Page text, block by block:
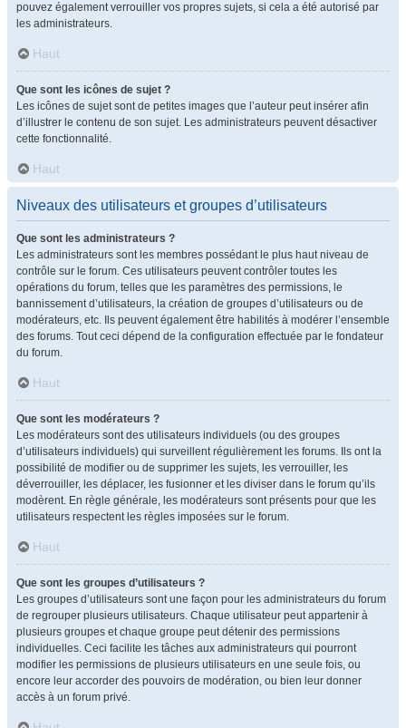
pouvez également verrouiller vos propres sujets, si cela a été autorisé par
les administrateurs.
Haut
Que sont les icônes de sujet ?
Les icônes de sujet sont de petites images que l’auteur peut insérer afin
d’illustrer le contenu de son sujet. Les administrateurs peuvent désactiver
cette fonctionnalité.
Haut
Niveaux des utilisateurs et groupes d’utilisateurs
Que sont les administrateurs ?
Les administrateurs sont les membres possédant le plus haut niveau de
contrôle sur le forum. Ces utilisateurs peuvent contrôler toutes les
opérations du forum, telles que les paramètres des permissions, le
bannissement d’utilisateurs, la création de groupes d’utilisateurs ou de
modérateurs, etc. Ils peuvent également être habilités à modérer l’ensemble
des forums. Tout ceci dépend de la configuration effectuée par le fondateur
du forum.
Haut
Que sont les modérateurs ?
Les modérateurs sont des utilisateurs individuels (ou des groupes
d’utilisateurs individuels) qui surveillent régulièrement les forums. Ils ont la
possibilité de modifier ou de supprimer les sujets, les verrouiller, les
déverrouiller, les déplacer, les fusionner et les diviser dans le forum qu’ils
modèrent. En règle générale, les modérateurs sont présents pour que les
utilisateurs respectent les règles imposées sur le forum.
Haut
Que sont les groupes d’utilisateurs ?
Les groupes d’utilisateurs sont une façon pour les administrateurs du forum
de regrouper plusieurs utilisateurs. Chaque utilisateur peut appartenir à
plusieurs groupes et chaque groupe peut détenir des permissions
individuelles. Ceci facilite les tâches aux administrateurs qui pourront
modifier les permissions de plusieurs utilisateurs en une seule fois, ou
encore leur accorder des pouvoirs de modération, ou bien leur donner
accès à un forum privé.